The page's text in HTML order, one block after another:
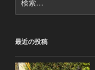
索:
最近の投稿